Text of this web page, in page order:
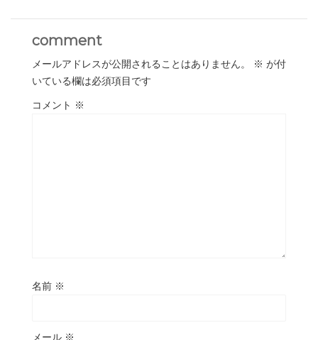
comment
メールアドレスが公開されることはありません。 ※ が付
いている欄は必須項目です
コメント ※
名前 ※
メール ※